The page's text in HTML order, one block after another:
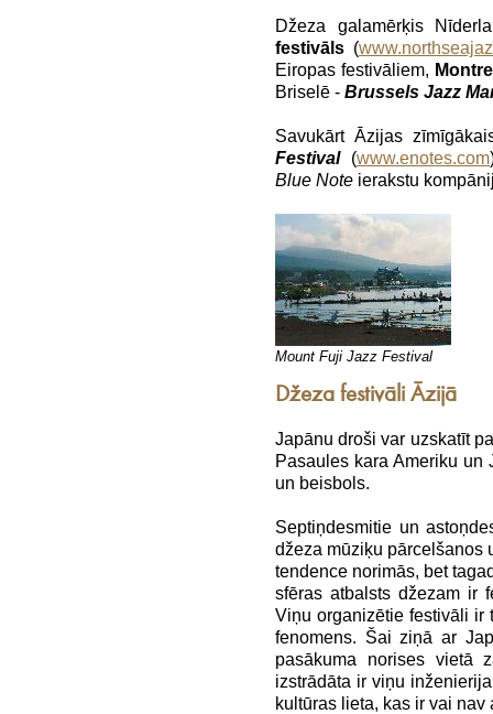
Džeza galamērķis
festivāls (
Eiropas festivāliem,
Briselē - Brussels Jazz
Savukārt Āzijas
Festival
(www.enotes.com
Blue Note ierakstu
Mount Fuji Jazz Festival
Džeza festivāli Āzijā
Japānu droši var uzskatīt
Pasaules kara Ameriku un
un beisbols.
Septiņdesmitie un
džeza mūziķu pārcelšanos
tendence norimās, bet
sfēras atbalsts džezam ir
Viņu organizētie festivāli ir
fenomens. Šai ziņā ar
pasākuma norises vietā
izstrādāta ir viņu
kultūras lieta, kas ir vai nav